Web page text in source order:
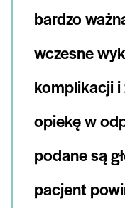
bardzo
wczesne
komplikacji
opiekę w
podane są
pacjent